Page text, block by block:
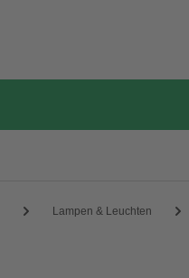
Lampen & Leuchten